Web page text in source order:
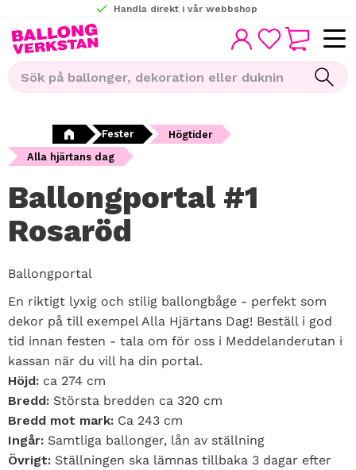
Meny
Handla direkt i vår webbshop
FAVORITER
KUNDVAGN
Fester
Högtider
Alla hjärtans dag
Ballongportal #1
Rosaröd
Ballongportal
En riktigt lyxig och stilig ballongbåge - perfekt som
dekor på till exempel Alla Hjärtans Dag! Beställ i god
tid innan festen - tala om för oss i Meddelanderutan i
kassan när du vill ha din portal.
Höjd: ca 274 cm
Bredd: Största bredden ca 320 cm
Bredd mot mark: Ca 243 cm
Ingår: Samtliga ballonger, lån av ställning
Övrigt: Ställningen ska lämnas tillbaka 3 dagar efter